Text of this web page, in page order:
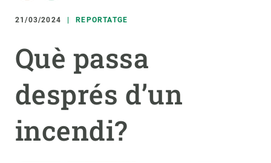
21/03/2024 REPORTATGE
Què passa
després d’un
incendi?
responsive
Responsive
menu
RECERCA
CIÈNCIA EN ACCIÓ
UNEIX-TE A NOSALTRES